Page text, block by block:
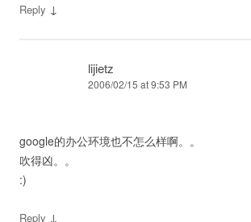
Reply ↓
lijietz
2006/02/15 at 9:53 PM
google的办公环境也不怎么样啊。。
吹得凶。。
:)
Reply ↓